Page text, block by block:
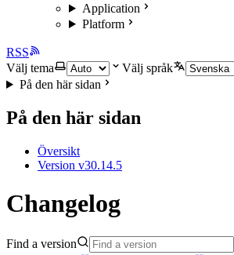
Application
Platform
RSS
Välj tema
Välj språk
På den här sidan
På den här sidan
Översikt
Version v30.14.5
Changelog
Find a version